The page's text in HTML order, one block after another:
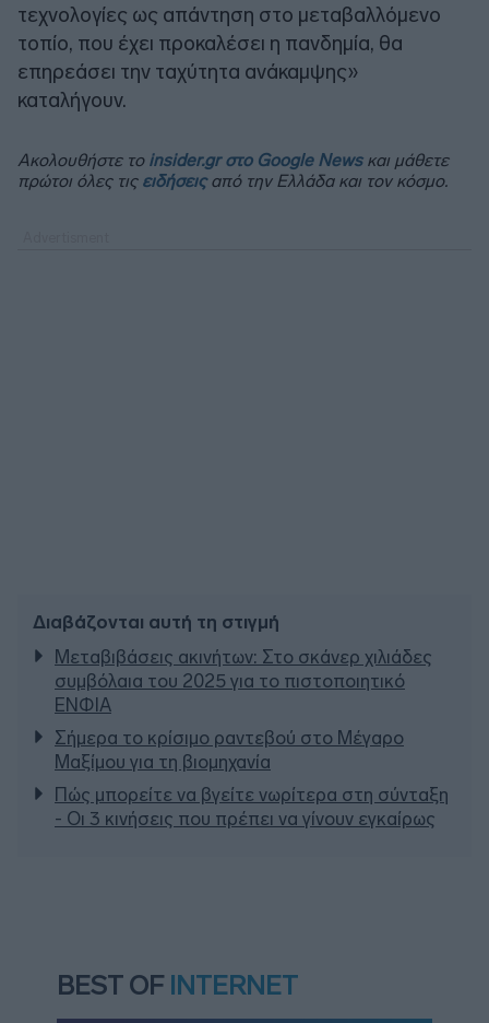
τεχνολογίες ως απάντηση στο μεταβαλλόμενο
τοπίο, που έχει προκαλέσει η πανδημία, θα
επηρεάσει την ταχύτητα ανάκαμψης»
καταλήγουν.
Ακολουθήστε το insider.gr στο Google Newsκαι μάθετε
πρώτοι όλες τις ειδήσειςαπό την Ελλάδα και τον κόσμο.
Διαβάζονται αυτή τη στιγμή
Μεταβιβάσεις ακινήτων: Στο σκάνερ χιλιάδες
συμβόλαια του 2025 για το πιστοποιητικό
ΕΝΦΙΑ
Σήμερα το κρίσιμο ραντεβού στο Μέγαρο
Μαξίμου για τη βιομηχανία
Πώς μπορείτε να βγείτε νωρίτερα στη σύνταξη
- Οι 3 κινήσεις που πρέπει να γίνουν εγκαίρως
BEST OF INTERNET